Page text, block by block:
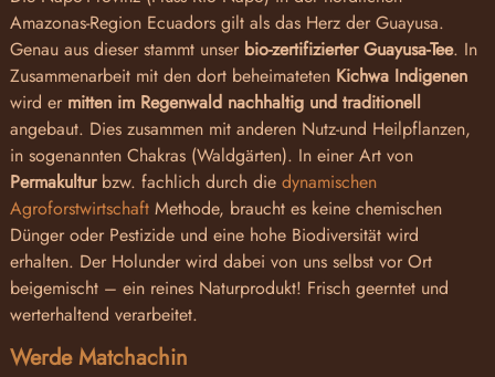
Amazonas-Region Ecuadors gilt als das Herz der Guayusa.
Genau aus dieser stammt unser bio-zertifizierter Guayusa-Tee. In
Zusammenarbeit mit den dort beheimateten Kichwa Indigenen
wird er mitten im Regenwald nachhaltig und traditionell
angebaut. Dies zusammen mit anderen Nutz-und Heilpflanzen,
in sogenannten Chakras (Waldgärten). In einer Art von
Permakulturbzw. fachlich durch die dynamischen
Agroforstwirtschaft Methode, braucht es keine chemischen
Dünger oder Pestizide und eine hohe Biodiversität wird
erhalten. Der Holunder wird dabei von uns selbst vor Ort
beigemischt – ein reines Naturprodukt! Frisch geerntet und
werterhaltend verarbeitet.
Werde Matchachin